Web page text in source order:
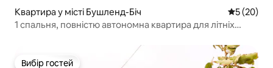
Квартира у місті Бушленд-Біч Середня
5 (20)
1 спальня, повністю автономна квартира для літніх
Вибір гостей